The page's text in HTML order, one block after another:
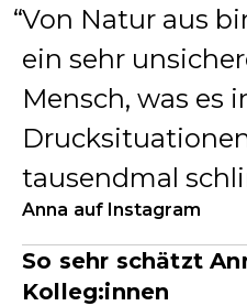
Von Natur aus
ein sehr
Mensch, was es
tausendmal
Anna auf Instagram
So sehr schätzt
Kolleg:innen